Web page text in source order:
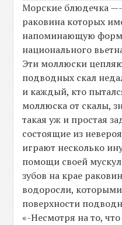
Морские блюдечка
раковина которых
напоминающую
национального
Эти моллюски
подводных скал
и каждый, кто
моллюска от скалы,
такая уж и простая
состоящие из
играют несколько
помощи своей
зубов на крае
водоросли, которыми
поверхности
«-Несмотря на то,